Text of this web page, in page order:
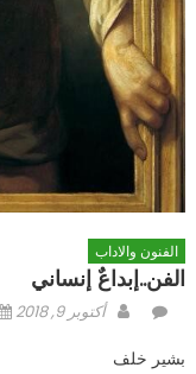
الفنون والاداب
الفن..إبداعٌ إنساني
أكتوبر 9, 2018Author
بشير خلف